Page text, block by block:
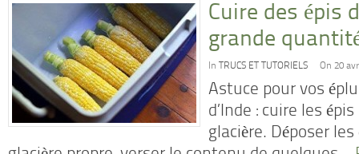
Cuire des épis
grande
In TRUCS ET TUTORIELS On 20
Astuce pour vos
d’Inde : cuire les
glacière. Déposer